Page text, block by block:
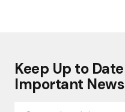
Keep Up to
Important News